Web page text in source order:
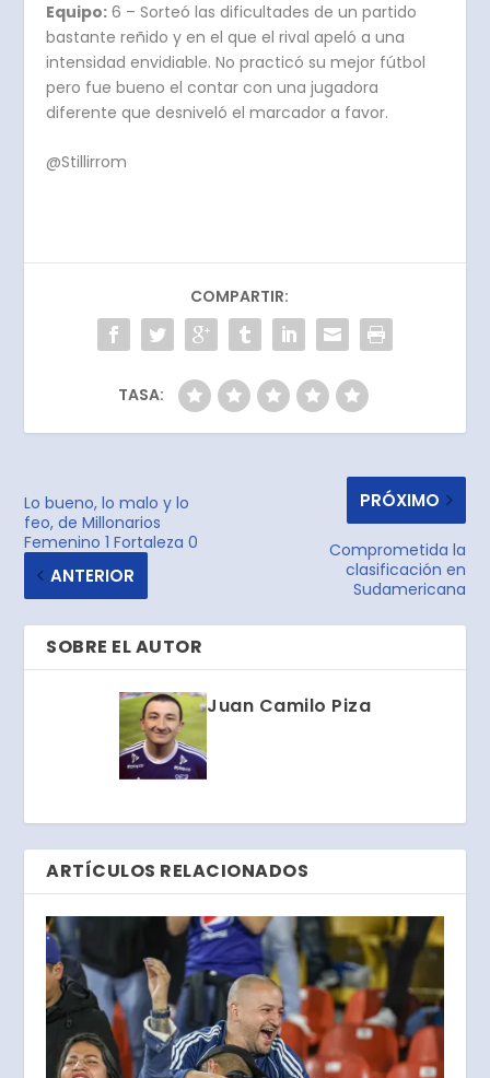
Equipo: 6 – Sorteó las dificultades de un partido
bastante reñido y en el que el rival apeló a una
intensidad envidiable. No practicó su mejor fútbol
pero fue bueno el contar con una jugadora
diferente que desniveló el marcador a favor.
@Stillirrom
COMPARTIR:
TASA:
Lo bueno, lo malo y lo
feo, de Millonarios
Femenino 1 Fortaleza 0
ANTERIOR
PRÓXIMO
Comprometida la
clasificación en
Sudamericana
SOBRE EL AUTOR
Juan Camilo Piza
ARTÍCULOS RELACIONADOS